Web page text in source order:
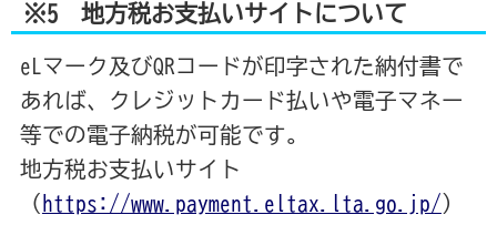
※5 地方税お支払いサイトについて
eLマーク及びQRコードが印字された納付書で
あれば、クレジットカード払いや電子マネー
等での電子納税が可能です。
地方税お支払いサイト
（ https://www.payment.eltax.lta.go.jp/ ）